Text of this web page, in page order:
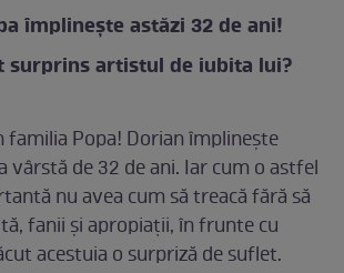
împlinește astăzi 32 de ani!
surprins artistul de iubita lui?
familia Popa! Dorian împlinește
vârstă de 32 de ani. Iar cum o astfel
nu avea cum să treacă fără să
fanii și apropiații, în frunte cu
acestuia o surpriză de suflet.